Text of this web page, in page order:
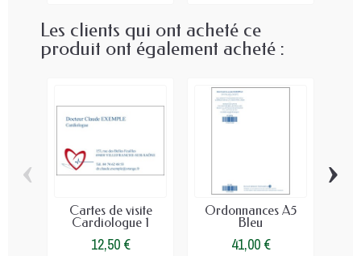
Les clients qui ont acheté ce
produit ont également acheté :
Cartes de visite
Cardiologue 1
12,50 €
Ordonnances A5
Bleu
41,00 €
‹ ›